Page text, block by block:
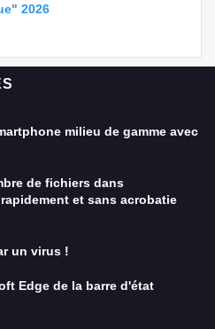
2026
milieu de gamme avec
de fichiers dans
et sans acrobatie
un virus !
Edge de la barre d'état